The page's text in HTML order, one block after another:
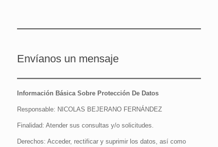
Envíanos un mensaje
Información Básica Sobre Protección De Datos
Responsable: NICOLAS BEJERANO FERNÁNDEZ
Finalidad: Atender sus consultas y/o solicitudes.
Derechos: Acceder, rectificar y suprimir los datos, así como